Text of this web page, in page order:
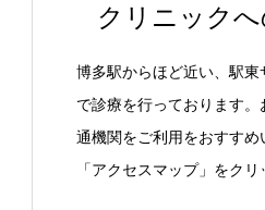
クリニック
博多駅からほど近い、駅
で診療を行っております
通機関をご利用をおすす
「アクセスマップ」をクリ